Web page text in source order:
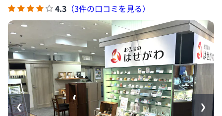
4.3 （3件の口コミを見る）
❮ ❯